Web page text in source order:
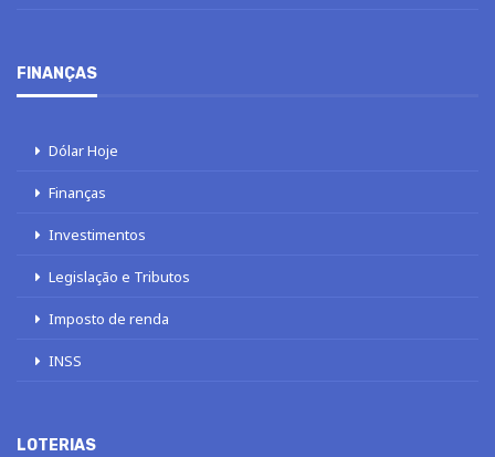
FINANÇAS
Dólar Hoje
Finanças
Investimentos
Legislação e Tributos
Imposto de renda
INSS
LOTERIAS